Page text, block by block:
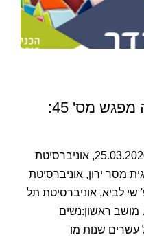
הפורום להשכלה גבוהה מפגש מס' 45:
מפגש מס' 45: אקדמיה ומגדר 25.03.2020, אוניברסיטת
מסר ירון, אוניברסיטת
שי לביא, אוניברסיטת תל
מושב ראשון:נשים
עשרים שנות מו